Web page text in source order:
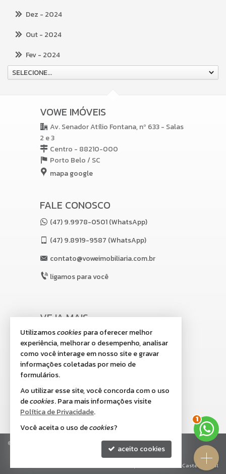
Dez - 2024
Out- 2024
Fev- 2024
SELECIONE...
VOWE IMÓVEIS
Av. Senador Atílio Fontana, nº 633 - Salas
2 e 3
Centro - 88210-000
Porto Belo /SC
mapa google
FALE CONOSCO
(47) 9.9978-0501 (WhatsApp)
(47)9.8919-9587 (WhatsApp)
contato@voweimobiliaria.com.br
ligamos para você
VEJA MAIS
receba nosso newsletter
indicadores financeiros
cadastre seu imóvel
imóveis favoritos
mapa de imóveis
© Política de Privacidade
: Castel Digital
2
Utilizamoscookies para oferecer melhor
experiência, melhorar o desempenho, analisar
como você interage em nosso site e gravar
informações coletadas por meio de
formulários.
Ao utilizar esse site, você concorda com o uso
decookies. Para mais informações visite
Política de Privacidade.
Você aceita o uso decookies?
aceito cookies